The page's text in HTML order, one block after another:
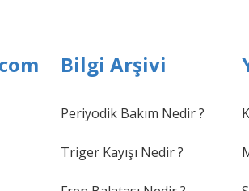
Bilgi Arşivi
Periyodik Bakım Nedir ?
Triger Kayışı Nedir ?